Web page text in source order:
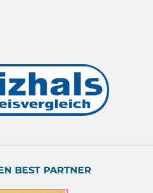
BEST PARTNER